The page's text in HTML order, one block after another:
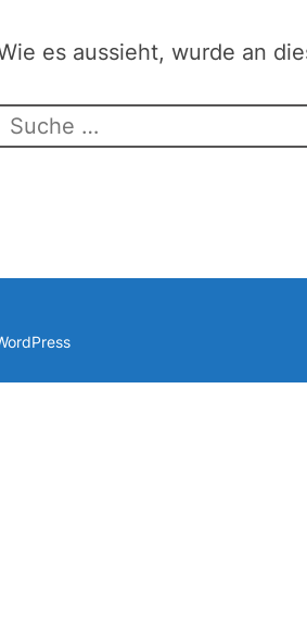
es aussieht, wurde an
Suchen